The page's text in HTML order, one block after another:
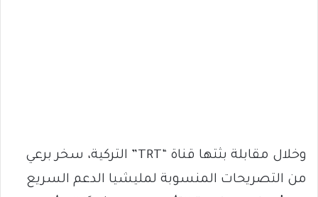
وخلال مقابلة بثتها قناة “TRT” التركية، سخر برعي
من التصريحات المنسوبة لمليشيا الدعم السريع